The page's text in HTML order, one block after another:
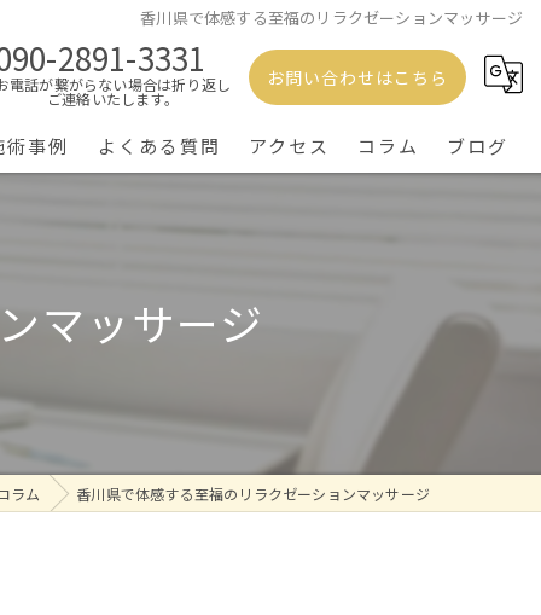
香川県で体感する至福のリラクゼーションマッサージ
2891-3331
電話が繋がらない場合は折り返し
ご連絡いたします。
お問い合わせはこちら
術事例 よくある質問 アクセス コラム ブログ
マッサージ
ラム 香川県で体感する至福のリラクゼーションマッサージ